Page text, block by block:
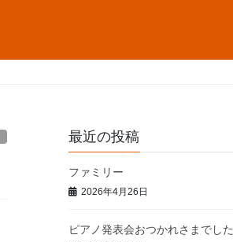
最近の投稿
ファミリー
2026年4月26日
ピアノ発表会おつかれさまでした